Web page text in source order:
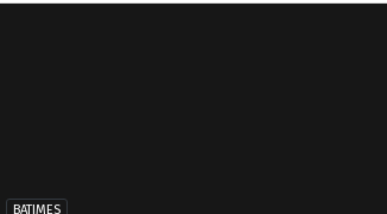
BATIMES